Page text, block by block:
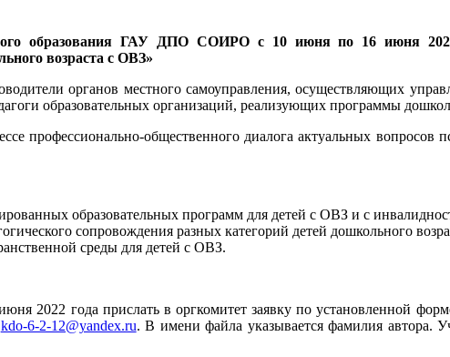
образования ГАУ ДПО СОИРО с 10 июня по 16 июня
возраста с ОВЗ»
органов местного самоуправления, осуществляющих
образовательных организаций, реализующих программы
профессионально-общественного диалога актуальных вопросов
образовательных программ для детей с ОВЗ и с
сопровождения разных категорий детей дошкольного
среды для детей с ОВЗ.
2022 года прислать в оргкомитет заявку по установленной
kdo-6-2-12@yandex.ru. В имени файла указывается фамилия автора.